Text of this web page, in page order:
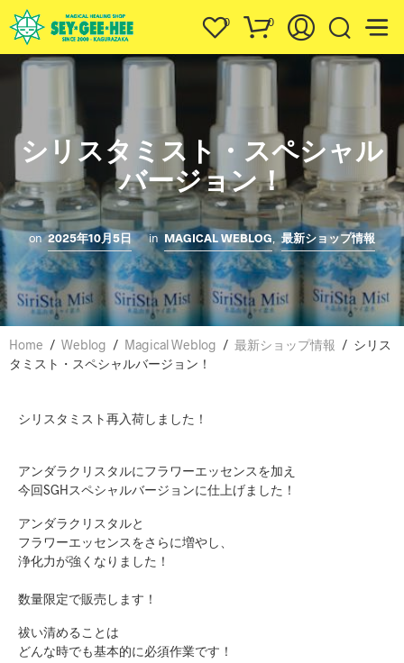
0 0
シリスタミスト・スペシャル
バージョン！
on 2025年10月5日 in MAGICAL WEBLOG 最新ショップ情報
Home / Weblog / Magical Weblog / 最新ショップ情報 / シリス
タミスト・スペシャルバージョン！
シリスタミスト再入荷しました！
アンダラクリスタルにフラワーエッセンスを加え
今回SGHスペシャルバージョンに仕上げました！
アンダラクリスタルと
フラワーエッセンスをさらに増やし、
浄化力が強くなりました！
数量限定で販売します！
祓い清めることは
どんな時でも基本的に必須作業です！